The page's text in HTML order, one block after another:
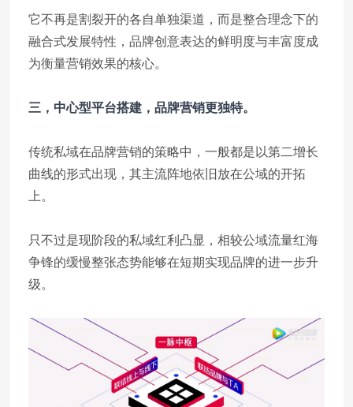
它不再是割裂开的各自单独渠道，而是整合理念下的
融合式发展特性，品牌创意表达的鲜明度与丰富度成
为衡量营销效果的核心。
三，中心型平台搭建，品牌营销更独特。
传统私域在品牌营销的策略中，一般都是以第二增长
曲线的形式出现，其主流阵地依旧放在公域的开拓
上。
只不过是现阶段的私域红利凸显，相较公域流量红海
争锋的缓慢整张态势能够在短期实现品牌的进一步升
级。